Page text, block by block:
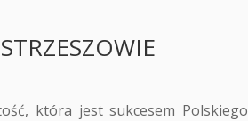
która jest sukcesem Polskiego